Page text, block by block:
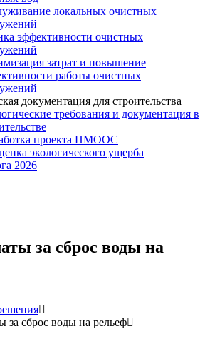
локальных очистных
эффективности очистных
затрат и повышение
работы очистных
документация для строительства
требования и документация в
проекта ПМООС
экологического ущерба
2026
за сброс воды на
за сброс воды на рельеф